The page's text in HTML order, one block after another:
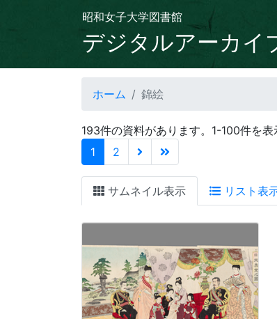
昭和女子大学図書館
デジタルアーカイ
ホーム 錦絵
193件の資料があります。1-100件を表
1 (current)
2
サムネイル表示 リスト表